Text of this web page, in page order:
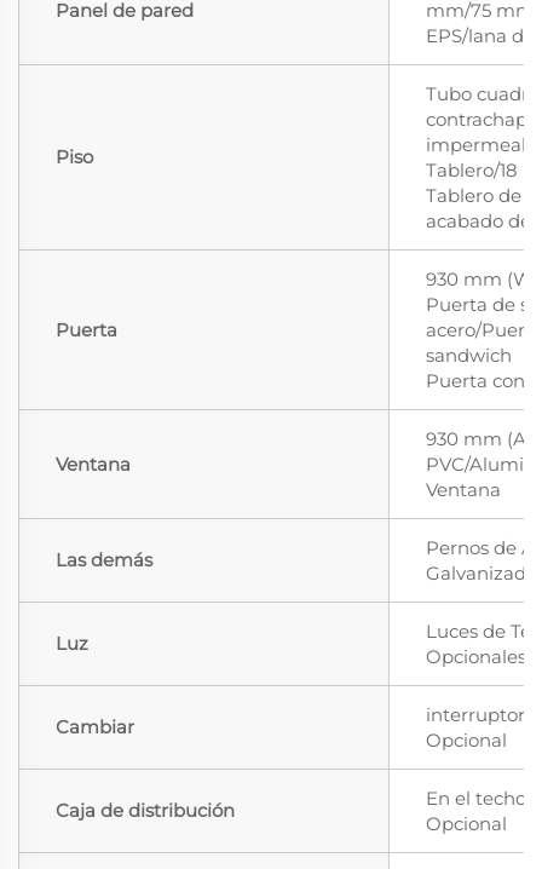
Panel de pared
mm/75 mm
EPS/lana de
Piso
Tubo
Tablero/18
Tablero de
acabado de
Puerta
930 mm
Puerta de
acero/
sandwich
Puerta con
Ventana
930 mm (A)
PVC/
Ventana
Las demás
Pernos de
Luz
Luces de
Opcionales
Cambiar
interruptor
Opcional
Caja de distribución
En el techo,
Opcional